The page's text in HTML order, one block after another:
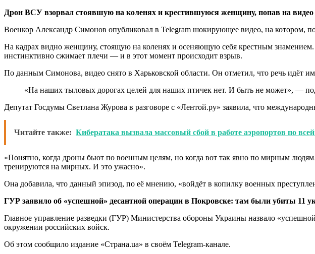
Дрон ВСУ взорвал стоявшую на коленях и крестившуюся женщину, попав на видео
Военкор Александр Симонов опубликовал в Telegram шокирующее видео, на котором,
На кадрах видно женщину, стоящую на коленях и осеняющую себя крестным
инстинктивно сжимает плечи — и в этот момент происходит взрыв.
По данным Симонова, видео снято в Харьковской области. Он отметил, что речь идёт
«На наших тыловых дорогах целей для наших птичек нет. И быть не может», —
Депутат Госдумы Светлана Журова в разговоре с «Лентой.ру» заявила, что
Читайте также: Кибератака вызвала массовый сбой в работе аэропортов по
«Понятно, когда дроны бьют по военным целям, но когда вот так явно по мирным
тренируются на мирных. И это ужасно».
Она добавила, что данный эпизод, по её мнению, «войдёт в копилку военных
ГУР заявило об «успешной» десантной операции в Покровске: там были убиты 11
Главное управление разведки (ГУР) Министерства обороны Украины назвало
окружении российских войск.
Об этом сообщило издание «Страна.ua» в своём Telegram-канале.